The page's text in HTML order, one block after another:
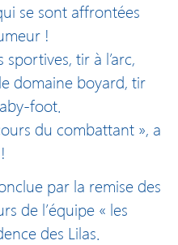
se sont affrontées
!
tir à l’arc,
domaine boyard, tir
foot.
du combattant », a
par la remise des
de l’équipe « les
des Lilas.